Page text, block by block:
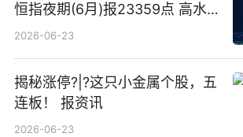
恒指夜期(6月)报23359点 高水
23点
2026-06-23
揭秘涨停?|?这只小金属个股，五
连板！ 报资讯
2026-06-23